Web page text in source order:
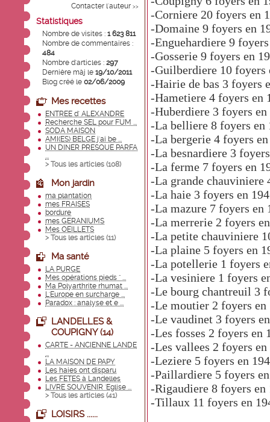
Contacter l'auteur >>
Statistiques
Nombre de visites : 1 623 811
Nombre de commentaires :
484
Nombre d'articles : 297
Dernière màj le 19/10/2011
Blog créé le 02/06/2009
Mes recettes
ENTREE d' ALEXANDRE
Recherche SEL pour FUM ...
SODA MAISON
AMI(ES) BELGE j'ai be ...
UN DINER PRESQUE PARFA
...
> Tous les articles (108)
Mon jardin
ma plantation
mes FRAISES
bordure
mes GERANIUMS
Mes OEILLETS
> Tous les articles (11)
Ma santé
LA PURGE
Mes opérations pieds " ...
Ma Polyarthrite rhumat ...
L'Europe en surcharge ...
Paradox : analyse et e ...
LANDELLES &
COUPIGNY (14)
CARTE - ANCIENNE LANDE
...
LA MAISON DE PAPY
Les haies ont disparu
Les FETES à Landelles
LIVRE SOUVENIR 'Eglise ...
> Tous les articles (41)
LOISIRS ......
-Corniere 20 foyers en
-Domaine 9 foyers en
-Enguehardiere 9
-Gosserie 9 foyers en
-Guilberdiere 10 foyers
-Hairie de bas 3 foyers
-Hametiere 4 foyers en
-Huberdiere 3 foyers en
-La belliere 8 foyers en
-La bergerie 4 foyers
-La besnardiere 3
-La ferme 7 foyers en
-La grande chauviniere
-La haie 3 foyers en
-La mazure 7 foyers en
-La merrerie 2 foyers
-La petite chauviniere
-La plaine 5 foyers en
-La potellerie 1 foyers
-La vesiniere 1 foyers
-Le bourg chantreuil 3
-Le moutier 2 foyers en
-Le vaudinet 3 foyers
-Les fosses 2 foyers en
-Les vallees 2 foyers en
-Leziere 5 foyers en
-Paillardiere 5 foyers
-Rigaudiere 8 foyers en
-Tillaux 11 foyers en